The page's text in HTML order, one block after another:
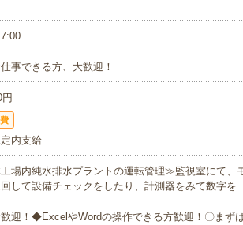
事できる方、大歓迎！
内支給
場内純水排水プラントの運転管理≫監視室にて、
回して設備チェックをしたり、計測器をみて数字を
迎！◆ExcelやWordの操作できる方歓迎！〇まず